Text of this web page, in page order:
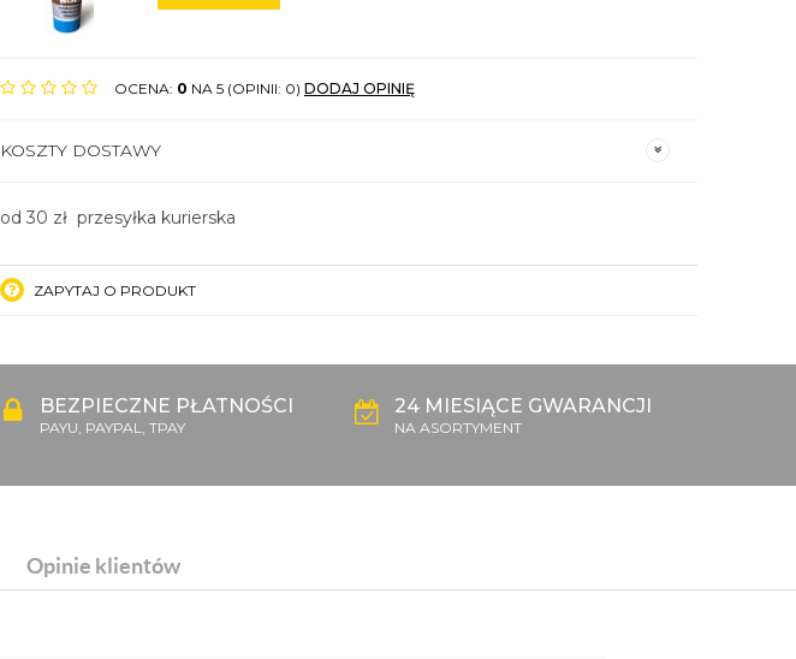
OCENA: 0 NA 5 (OPINII: 0) DODAJ OPINIĘ
KOSZTY DOSTAWY
od 30 zł przesyłka kurierska
ZAPYTAJ O PRODUKT
BEZPIECZNE PŁATNOŚCI
PAYU, PAYPAL, TPAY
24 MIESIĄCE GWARANCJI
NA ASORTYMENT
Opinie klientów